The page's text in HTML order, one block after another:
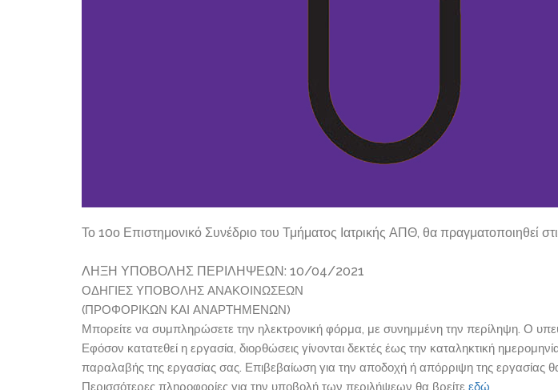
Το 10ο Επιστημονικό Συνέδριο του Τμήματος Ιατρικής ΑΠΘ, θα
ΛΗΞΗ ΥΠΟΒΟΛΗΣ ΠΕΡΙΛΗΨΕΩΝ: 10/04/2021
ΟΔΗΓΙΕΣ ΥΠΟΒΟΛΗΣ ΑΝΑΚΟΙΝΩΣΕΩΝ
(ΠΡΟΦΟΡΙΚΩΝ ΚΑΙ ΑΝΑΡΤΗΜΕΝΩΝ)
Μπορείτε να συμπληρώσετε την ηλεκτρονική φόρμα, με συνημμένη την περίληψη. Ο
Εφόσον κατατεθεί η εργασία, διορθώσεις γίνονται δεκτές έως την καταληκτική
παραλαβής της εργασίας σας. Επιβεβαίωση για την αποδοχή ή απόρριψη της
Περισσότερες πληροφορίες για την υποβολή των περιλήψεων θα βρείτε εδώ